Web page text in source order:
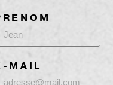
MAIL